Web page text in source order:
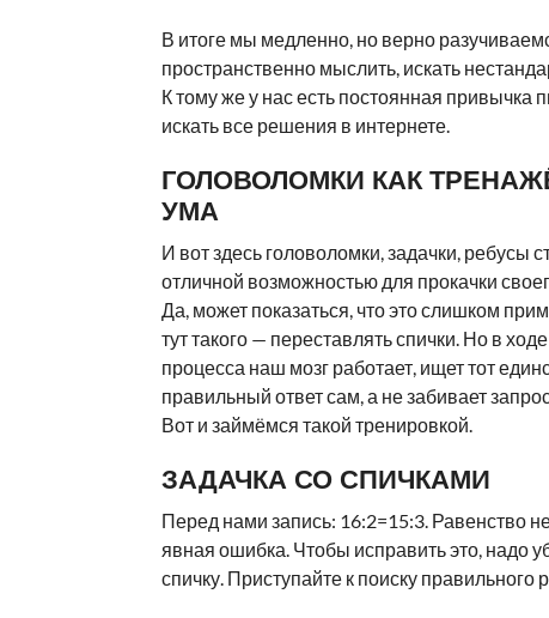
В итоге мы медленно, но верно
пространственно мыслить, искать
К тому же у нас есть постоянная привычка
искать все решения в интернете.
ГОЛОВОЛОМКИ КАК
УМА
И вот здесь головоломки, задачки, ребусы
отличной возможностью для прокачки
Да, может показаться, что это слишком
тут такого — переставлять спички. Но в ходе
процесса наш мозг работает, ищет тот
правильный ответ сам, а не забивает
Вот и займёмся такой тренировкой.
ЗАДАЧКА СО СПИЧКАМИ
Перед нами запись: 16:2=15:3. Равенство
явная ошибка. Чтобы исправить это, надо
спичку. Приступайте к поиску правильного